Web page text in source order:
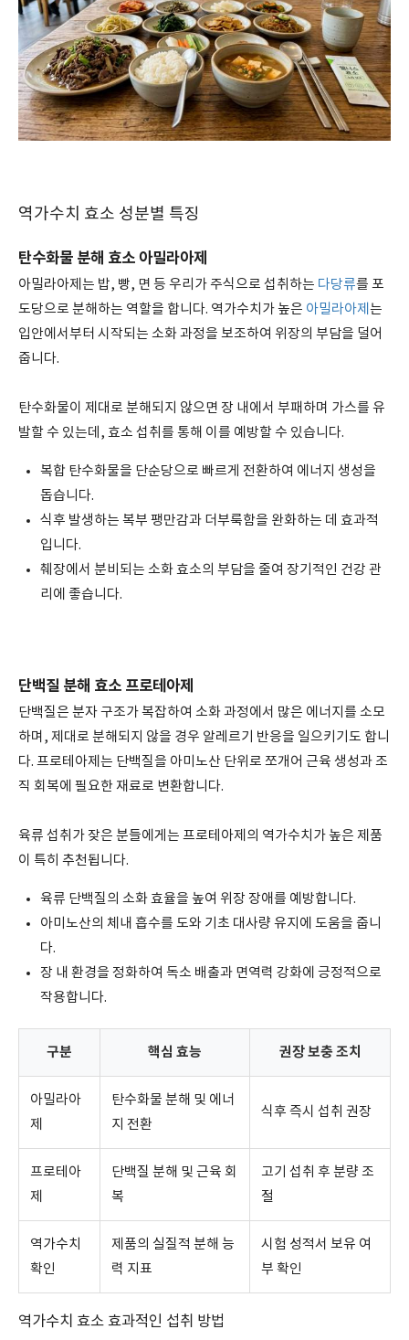
역가수치 효소 성분별 특징
탄수화물 분해 효소 아밀라아제
아밀라아제는 밥, 빵, 면 등 우리가 주식으로 섭취하는 다당류를 포
도당으로 분해하는 역할을 합니다. 역가수치가 높은 아밀라아제 는
입안에서부터 시작되는 소화 과정을 보조하여 위장의 부담을 덜어
줍니다.
탄수화물이 제대로 분해되지 않으면 장 내에서 부패하며 가스를 유
발할 수 있는데, 효소 섭취를 통해 이를 예방할 수 있습니다.
복합 탄수화물을 단순당으로 빠르게 전환하여 에너지 생성을
돕습니다.
식후 발생하는 복부 팽만감과 더부룩함을 완화하는 데 효과적
입니다.
췌장에서 분비되는 소화 효소의 부담을 줄여 장기적인 건강 관
리에 좋습니다.
단백질 분해 효소 프로테아제
단백질은 분자 구조가 복잡하여 소화 과정에서 많은 에너지를 소모
하며, 제대로 분해되지 않을 경우 알레르기 반응을 일으키기도 합니
다. 프로테아제는 단백질을 아미노산 단위로 쪼개어 근육 생성과 조
직 회복에 필요한 재료로 변환합니다.
육류 섭취가 잦은 분들에게는 프로테아제의 역가수치가 높은 제품
이 특히 추천됩니다.
육류 단백질의 소화 효율을 높여 위장 장애를 예방합니다.
아미노산의 체내 흡수를 도와 기초 대사량 유지에 도움을 줍니
다.
장 내 환경을 정화하여 독소 배출과 면역력 강화에 긍정적으로
작용합니다.
구분 핵심 효능 권장 보충 조치
아밀라아
제
탄수화물 분해 및 에너
지 전환
식후 즉시 섭취 권장
프로테아
제
단백질 분해 및 근육 회
복
고기 섭취 후 분량 조
절
역가수치
확인
제품의 실질적 분해 능
력 지표
시험 성적서 보유 여
부 확인
역가수치 효소 효과적인 섭취 방법